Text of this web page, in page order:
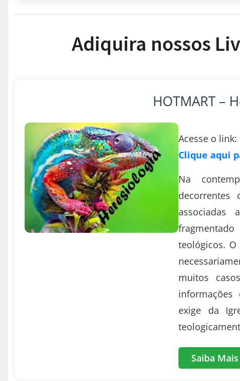
Adiquira nossos
HOTMART –
Acesse o link:
Clique aqui
Na
decorrentes
associadas
teológicos.
muitos
exige da
Saiba Mais